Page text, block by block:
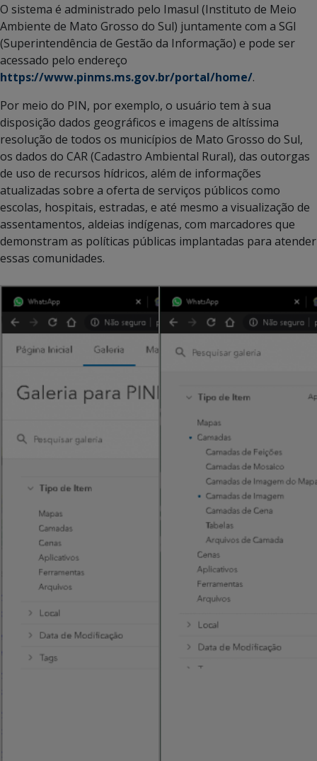
O sistema é administrado pelo Imasul (Instituto de Meio
Ambiente de Mato Grosso do Sul) juntamente com a SGI
(Superintendência de Gestão da Informação) e pode ser
acessado pelo endereço
https://www.pinms.ms.gov.br/portal/home/.
Por meio do PIN, por exemplo, o usuário tem à sua
disposição dados geográficos e imagens de altíssima
resolução de todos os municípios de Mato Grosso do Sul,
os dados do CAR (Cadastro Ambiental Rural), das outorgas
de uso de recursos hídricos, além de informações
atualizadas sobre a oferta de serviços públicos como
escolas, hospitais, estradas, e até mesmo a visualização de
assentamentos, aldeias indígenas, com marcadores que
demonstram as políticas públicas implantadas para atender
essas comunidades.